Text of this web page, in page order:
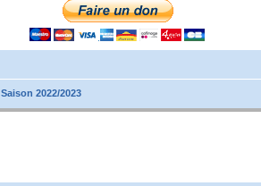
Saison 2022/2023